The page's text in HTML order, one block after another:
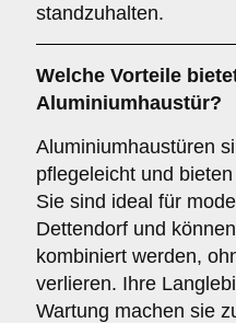
standzuhalten.
Welche Vorteile
Aluminiumhaustür?
Aluminiumhaustüren
pflegeleicht und
Sie sind ideal für
Dettendorf und
kombiniert werden,
verlieren. Ihre
Wartung machen sie